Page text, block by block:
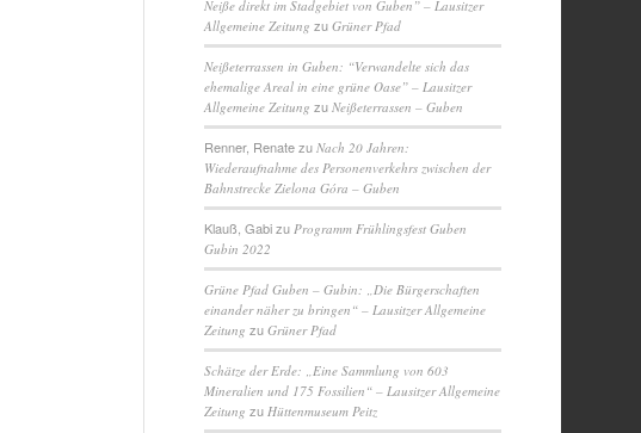
Neiße direkt im Stadgebiet von Guben” – Lausitzer
Allgemeine Zeitung zuGrüner Pfad
Neißeterrassen in Guben: “Verwandelte sich das
ehemalige Areal in eine grüne Oase” – Lausitzer
Allgemeine Zeitung zuNeißeterrassen – Guben
Renner, RenatezuNach 20 Jahren:
Wiederaufnahme des Personenverkehrs zwischen der
Bahnstrecke Zielona Góra – Guben
Klauß, Gabizu Programm Frühlingsfest Guben
Gubin 2022
Grüne Pfad Guben – Gubin: „Die Bürgerschaften
einander näher zu bringen“ – Lausitzer Allgemeine
Zeitung zuGrüner Pfad
Schätze der Erde: „Eine Sammlung von 603
Mineralien und 175 Fossilien“ – Lausitzer Allgemeine
Zeitung zu Hüttenmuseum Peitz